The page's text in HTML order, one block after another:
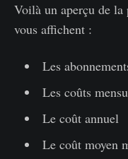
Voilà un aperçu de
vous affichent :
Les
Les coûts
Le coût annuel
Le coût moyen